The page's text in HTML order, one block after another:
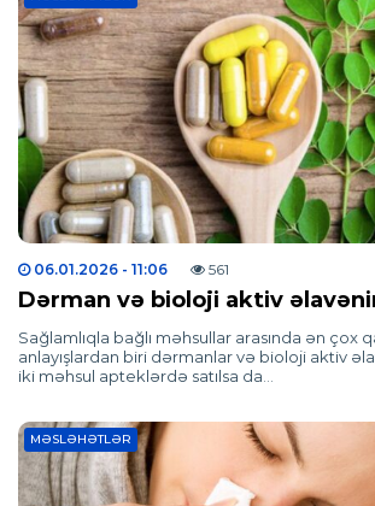
06.01.2026 - 11:06 561
Dərman və bioloji aktiv
Sağlamlıqla bağlı məhsullar arasında ən çox
anlayışlardan biri dərmanlar və bioloji aktiv
iki məhsul apteklərdə satılsa da…
MƏSLƏHƏTLƏR